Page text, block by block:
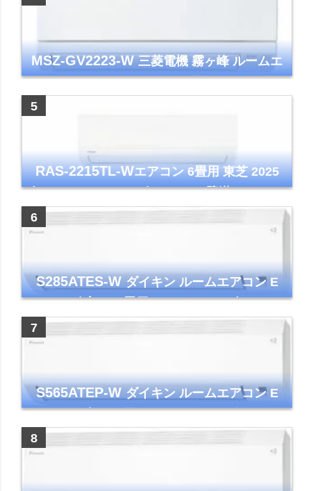
MSZ-GV2223-W三菱電機 霧ヶ峰 ルームエ
アコン GVシリーズ おもに6畳用 ピュアホワ
RAS-2215TL-Wエアコン 6畳用 東芝 2025
年モデル TLシリーズ ホワイト 壁掛け クーラ
ー コンパクト 清潔
S285ATES-Wダイキン ルームエアコン E
シリーズ 主に10畳用 ホワイト 2025年モデル
コンパクトモデル ストリーマ
S565ATEP-Wダイキン ルームエアコン E
シリーズ 主に18畳用 ホワイト 2025年モデル
コンパクトモデル ストリーマ